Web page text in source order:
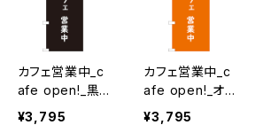
カフェ営業中_c
afe open!_黒
のぼり旗
¥3,795
カフェ営業中_c
afe open!_オレ
ンジ のぼり旗
¥3,795